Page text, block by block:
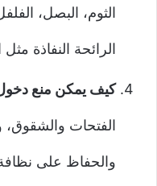
الثوم، البصل،
الرائحة النفاذة مثل
كيف يمكن منع
الفتحات
والحفاظ على